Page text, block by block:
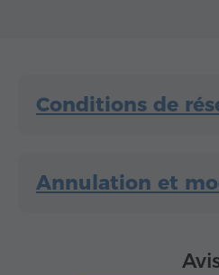
Conditions de
Annulation et